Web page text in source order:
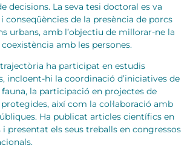
decisions. La seva tesi doctoral es va
conseqüències de la presència de porcs
urbans, amb l’objectiu de millorar-ne la
amb les persones.
ha participat en estudis
incloent-hi la coordinació d’iniciatives de
la participació en projectes de
així com la col·laboració amb
Ha publicat articles científics en
i presentat els seus treballs en congressos